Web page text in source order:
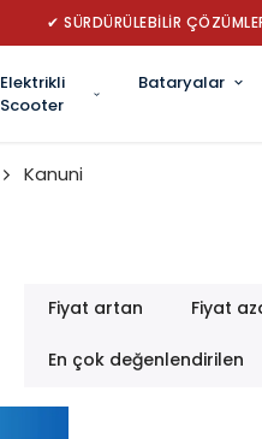
✔ SÜRDÜRÜLEBİLİR
Elektrikli
Scooter
Bataryalar
Kanuni
Fiyat artan Fiyat
En çok değenlendirilen